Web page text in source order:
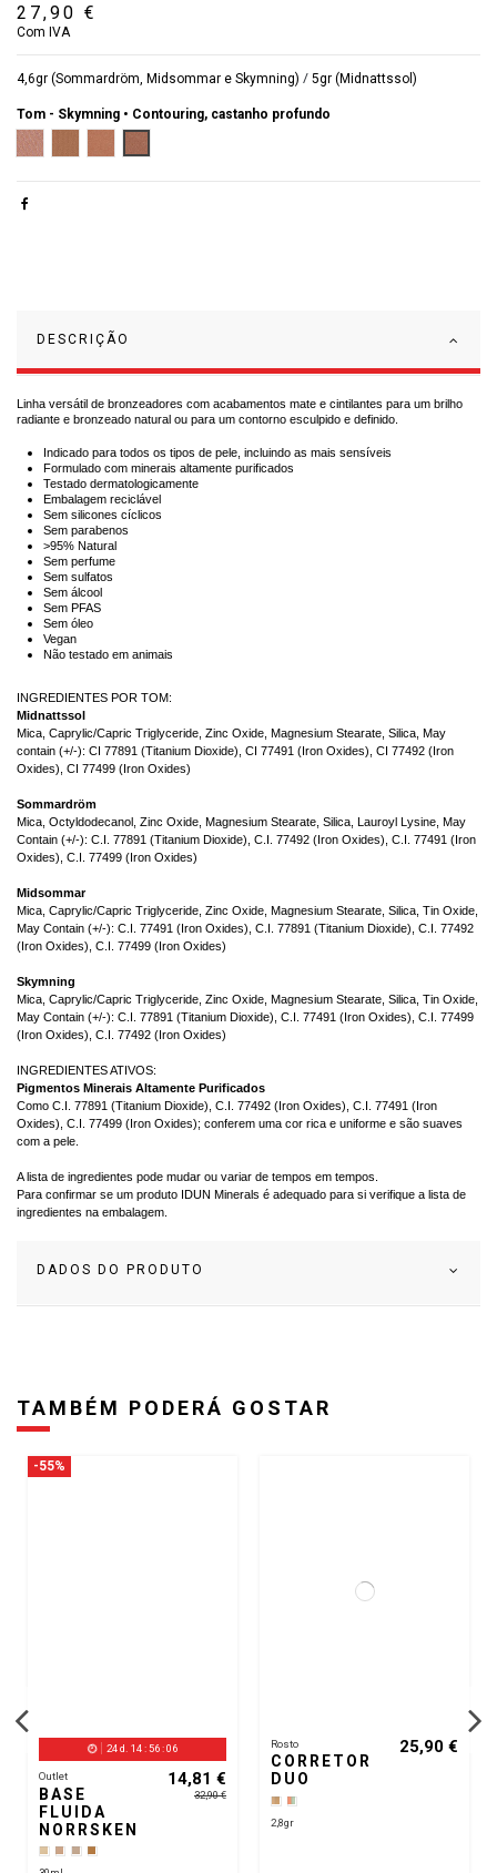
27,90 €
Com IVA
4,6gr (Sommardröm, Midsommar e Skymning) / 5gr (Midnattssol)
Tom - Skymning • Contouring, castanho profundo
Midnattssol • Castanho fresco e cintilante
DESCRIÇÃO
Linha versátil de bronzeadores com acabamentos mate e cintilantes para um brilho
radiante e bronzeado natural ou para um contorno esculpido e definido.
Indicado para todos os tipos de pele, incluindo as mais sensíveis
Formulado com minerais altamente purificados
Testado dermatologicamente
Embalagem reciclável
Sem silicones cíclicos
Sem parabenos
>95% Natural
Sem perfume
Sem sulfatos
Sem álcool
Sem PFAS
Sem óleo
Vegan
Não testado em animais
INGREDIENTES POR TOM:
Midnattssol
Mica, Caprylic/Capric Triglyceride, Zinc Oxide, Magnesium Stearate, Silica, May
contain (+/-): CI 77891 (Titanium Dioxide), CI 77491 (Iron Oxides), CI 77492 (Iron
Oxides), CI 77499 (Iron Oxides)
Sommardröm
Mica, Octyldodecanol, Zinc Oxide, Magnesium Stearate, Silica, Lauroyl Lysine, May
Contain (+/-): C.I. 77891 (Titanium Dioxide), C.I. 77492 (Iron Oxides), C.I. 77491 (Iron
Oxides), C.I. 77499 (Iron Oxides)
Midsommar
Mica, Caprylic/Capric Triglyceride, Zinc Oxide, Magnesium Stearate, Silica, Tin Oxide,
May Contain (+/-): C.I. 77491 (Iron Oxides), C.I. 77891 (Titanium Dioxide), C.I. 77492
(Iron Oxides), C.I. 77499 (Iron Oxides)
Skymning
Mica, Caprylic/Capric Triglyceride, Zinc Oxide, Magnesium Stearate, Silica, Tin Oxide,
May Contain (+/-): C.I. 77891 (Titanium Dioxide), C.I. 77491 (Iron Oxides), C.I. 77499
(Iron Oxides), C.I. 77492 (Iron Oxides)
INGREDIENTES ATIVOS:
Pigmentos Minerais Altamente Purificados
Como C.I. 77891 (Titanium Dioxide), C.I. 77492 (Iron Oxides), C.I. 77491 (Iron
Oxides), C.I. 77499 (Iron Oxides); conferem uma cor rica e uniforme e são suaves
com a pele.
A lista de ingredientes pode mudar ou variar de tempos em tempos.
Para confirmar se um produto IDUN Minerals é adequado para si verifique a lista de
ingredientes na embalagem.
DADOS DO PRODUTO
TAMBÉM PODERÁ GOSTAR
-55%